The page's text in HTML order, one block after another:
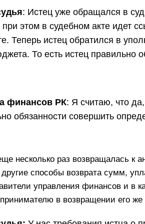
: Истец уже обращался в
при этом в судебном акте идет
Теперь истец обратился в
То есть истец правильно
финансов РК: Я считаю, что
обязанности совершить
несколько раз возвращалась к
способы возврата сумм,
управления финансов и в
в возвращении его же